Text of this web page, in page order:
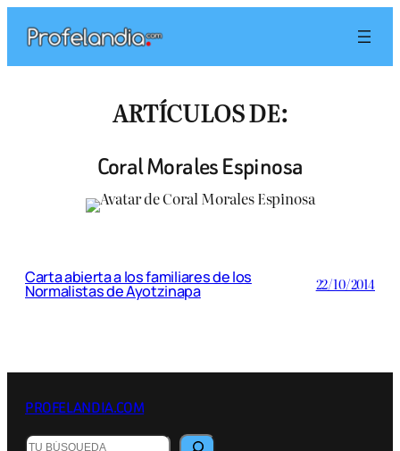
contenido
ARTÍCULOS DE:
Coral Morales Espinosa
Carta abierta a los familiares de los
Normalistas de Ayotzinapa 22/10/2014
PROFELANDIA.COM
Buscar